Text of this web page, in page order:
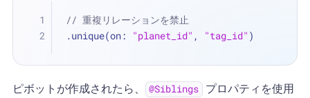
// 重複リレーションを禁止
.unique(on: "planet_id" , "tag_id" )
ピボットが作成されたら、 @Siblings
プロパティを使用